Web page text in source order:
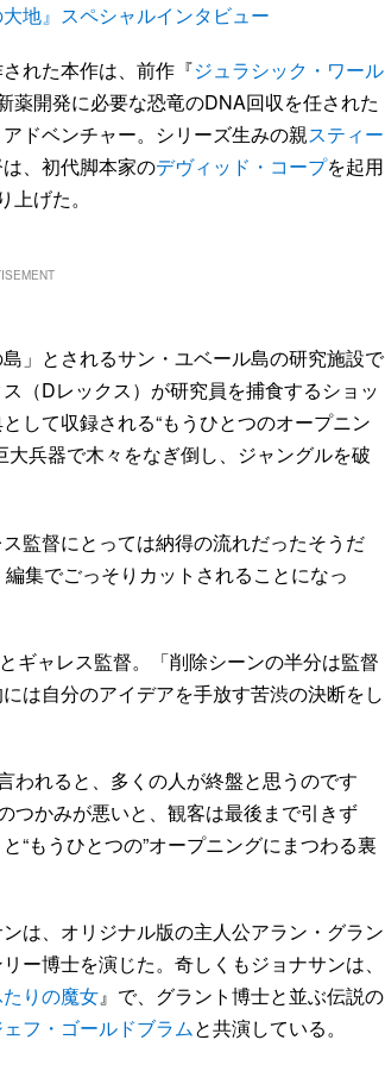
地』スペシャルインタビュー
れた本作は、前作『ジュラシック・ワール
薬開発に必要な恐竜のDNA回収を任された
ドベンチャー。シリーズ生みの親スティー
、初代脚本家のデヴィッド・コープを起用
げた。
」とされるサン・ユベール島の研究施設で
（Dレックス）が研究員を捕食するショッ
して収録される“もうひとつのオープニン
兵器で木々をなぎ倒し、ジャングルを破
監督にとっては納得の流れだったそうだ
集でごっそりカットされることになっ
ギャレス監督。「削除シーンの半分は監督
は自分のアイデアを手放す苦渋の決断をし
われると、多くの人が終盤と思うのです
つかみが悪いと、観客は最後まで引きず
“もうひとつの”オープニングにまつわる裏
は、オリジナル版の主人公アラン・グラン
ー博士を演じた。奇しくもジョナサンは、
りの魔女』で、グラント博士と並ぶ伝説の
ェフ・ゴールドブラムと共演している。